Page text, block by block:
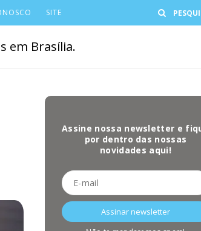
SITE Buscar
em Brasília.
Assine nossa newsletter e
por dentro das nossas
novidades aqui!